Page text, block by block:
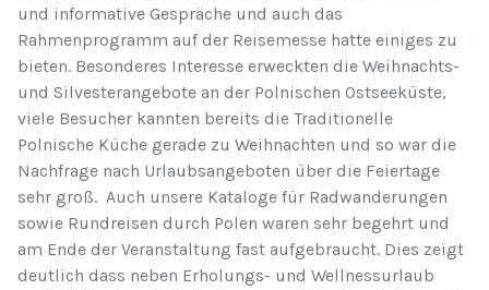
und informative Gespräche und auch das
Rahmenprogramm auf der Reisemesse hatte einiges zu
bieten. Besonderes Interesse erweckten die Weihnachts-
und Silvesterangebote an der Polnischen Ostseeküste,
viele Besucher kannten bereits die Traditionelle
Polnische Küche gerade zu Weihnachten und so war die
Nachfrage nach Urlaubsangeboten über die Feiertage
sehr groß. Auch unsere Kataloge für Radwanderungen
sowie Rundreisen durch Polen waren sehr begehrt und
am Ende der Veranstaltung fast aufgebraucht. Dies zeigt
deutlich dass neben Erholungs- und Wellnessurlaub